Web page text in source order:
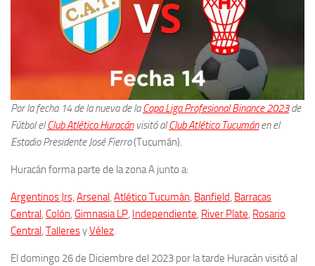
Por la fecha 14 de la nueva de laCopa Liga Profesional Binance 2023de
Fútbol elClub Atlético Huracánvisitó alClub Atlético Tucumánen el
Estadio Presidente José Fierro(Tucumán).
Huracán forma parte de la zona A junto a:
Argentinos Jrs, Arsenal, Atlético Tucumán, Banfield, Barracas
Central, Colón, Gimnasia LP, Independiente, River Plate, Rosario
Central, TalleresyVélez.
El domingo 26 de Diciembre del 2023 por la tarde Huracán visitó al